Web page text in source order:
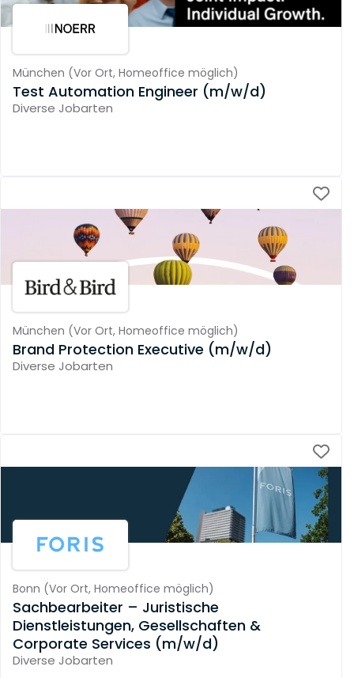
München (Vor Ort, Homeoffice möglich)
Test Automation Engineer (m/w/d)
Diverse Jobarten
München (Vor Ort, Homeoffice möglich)
Brand Protection Executive (m/w/d)
Diverse Jobarten
Bonn (Vor Ort, Homeoffice möglich)
Sachbearbeiter – Juristische
Dienstleistungen, Gesellschaften &
Corporate Services (m/w/d)
Diverse Jobarten